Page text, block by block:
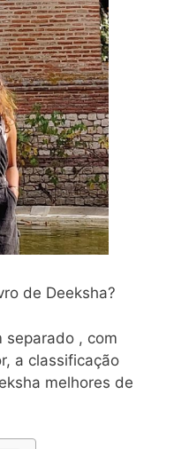
de Deeksha?
separado , com
a classificação
melhores de